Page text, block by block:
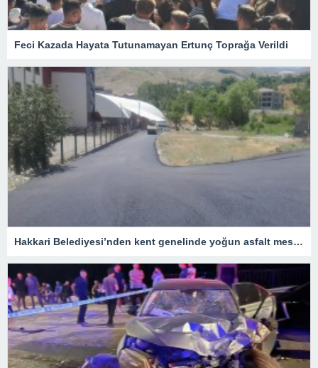
Feci Kazada Hayata Tutunamayan Ertunç Toprağa Verildi
Hakkari Belediyesi’nden kent genelinde yoğun asfalt mesaisi